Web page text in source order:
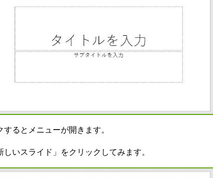
るとメニューが開きます。
いスライド」をクリックしてみます。